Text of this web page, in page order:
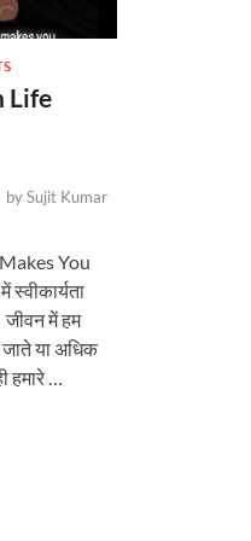
Life
bySujit Kumar
You
में हम
जाते या अधिक
हमारे …